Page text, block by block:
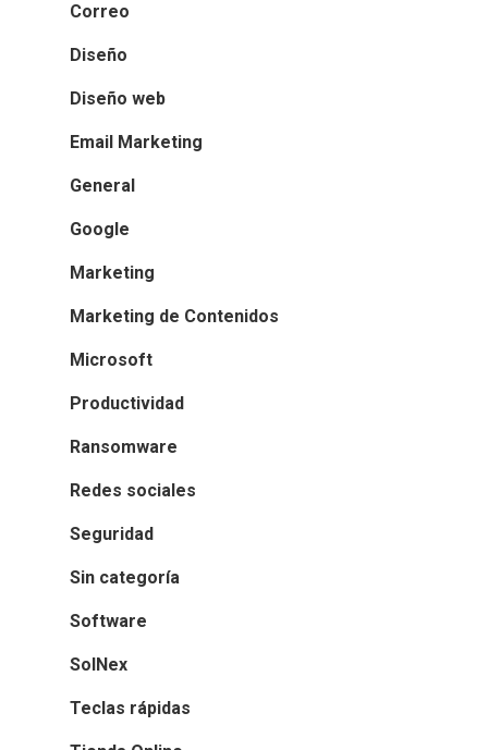
Correo
Diseño
Diseño web
Email Marketing
General
Google
Marketing
Marketing de Contenidos
Microsoft
Productividad
Ransomware
Redes sociales
Seguridad
Sin categoría
Software
SolNex
Teclas rápidas